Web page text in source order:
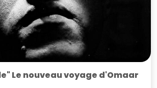
Le nouveau voyage d'Omaar